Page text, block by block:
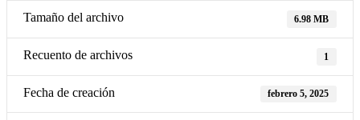
Eventos
Tamaño del archivo 6.98 MB
Recuento de archivos 1
Fecha de creación febrero 5, 2025